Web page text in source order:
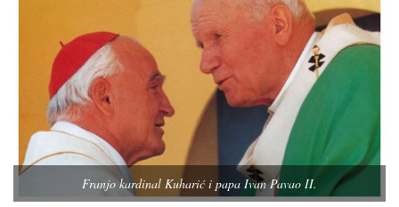
Franjo kardinal Kuharić i papa Ivan Pavao II.